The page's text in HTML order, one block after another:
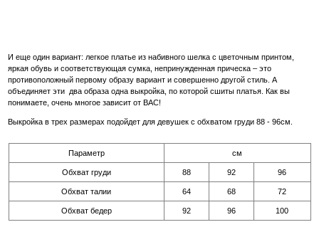
И еще один вариант: легкое платье из набивного шелка с цветочным принтом,
яркая обувь и соответствующая сумка, непринужденная прическа – это
противоположный первому образу вариант и совершенно другой стиль. А
объединяет эти два образа одна выкройка, по которой сшиты платья. Как вы
понимаете, очень многое зависит от ВАС!
Выкройка в трех размерах подойдет для девушек с обхватом груди 88 - 96см.
Параметр см
Обхват груди 88 92 96
Обхват талии 64 68 72
Обхват бедер 92 96 100